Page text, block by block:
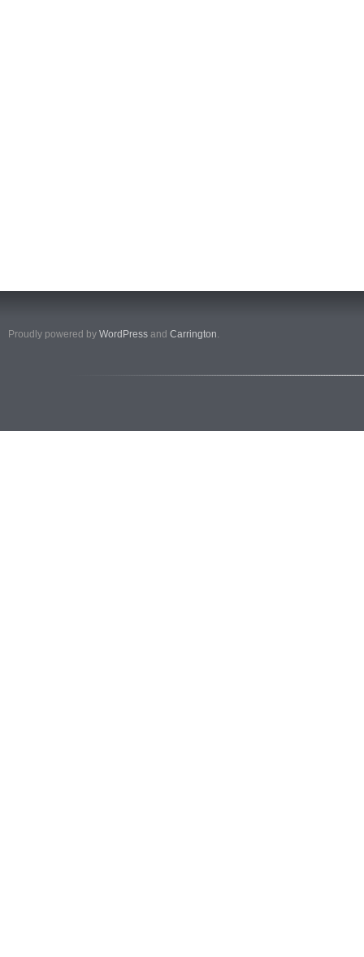
Proudly powered by WordPress and Carrington